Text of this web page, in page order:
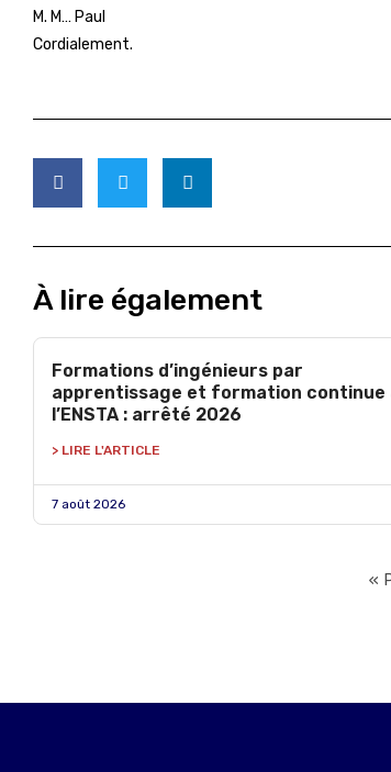
M. M… Paul
Cordialement.
À lire également
Formations d’ingénieurs par
apprentissage et formation continue
l’ENSTA : arrêté 2026
> LIRE L'ARTICLE
7 août 2026
«